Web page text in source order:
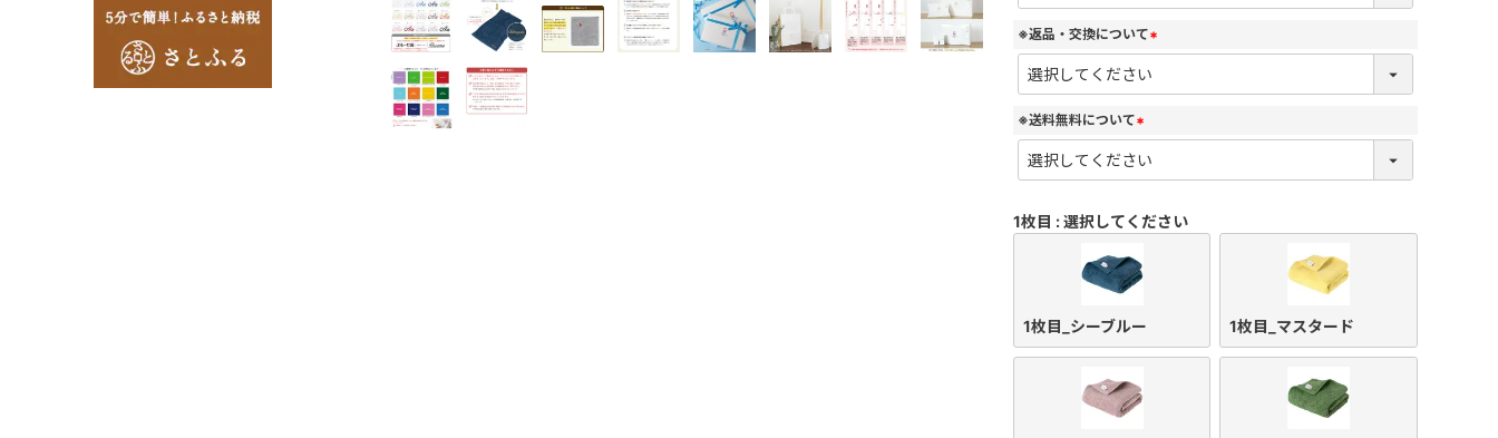
須
※返品・交換について
(
必
須
※送料無料について
(
必
須
1枚目 選択してください
1枚目_シーブルー 1枚目_マスタード